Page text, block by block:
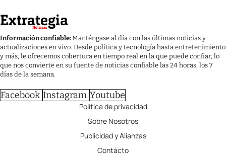
Información confiable:Manténgase al día con las últimas noticias y
actualizaciones en vivo. Desde política y tecnología hasta entretenimiento
y más, le ofrecemos cobertura en tiempo real en la que puede confiar, lo
que nos convierte en su fuente de noticias confiable las 24 horas, los 7
días de la semana.
Facebook Instagram Youtube
Política de privacidad
Sobre Nosotros
Publicidad y Alianzas
Contácto